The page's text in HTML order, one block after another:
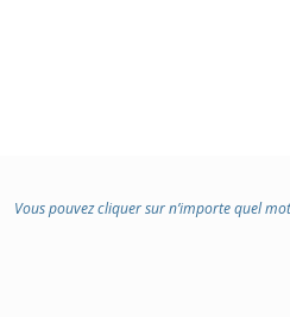
Vous pouvez cliquer sur n’importe quel